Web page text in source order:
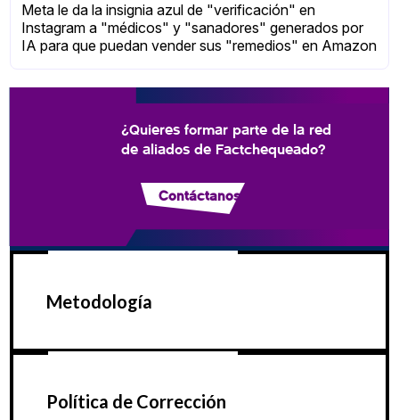
Meta le da la insignia azul de "verificación" en
Instagram a "médicos" y "sanadores" generados por
IA para que puedan vender sus "remedios" en Amazon
¿Quieres formar parte de la red
de aliados de Factchequeado?
Contáctanos
Metodología
Política de Corrección